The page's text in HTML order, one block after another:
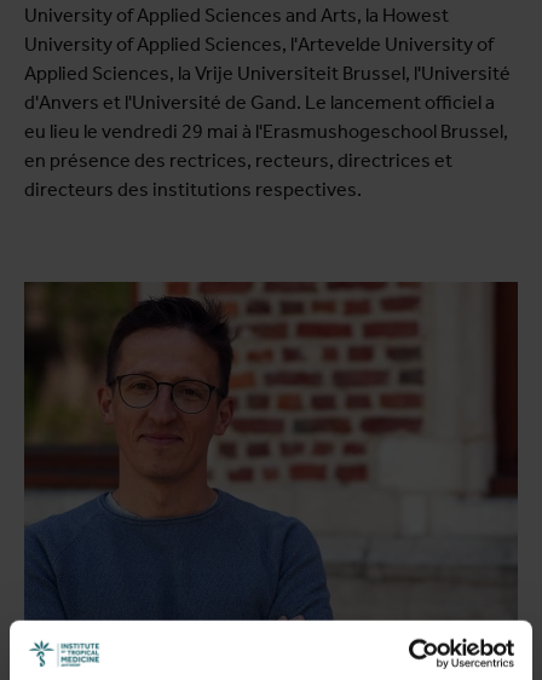
University of Applied Sciences and Arts, la Howest
University of Applied Sciences, l'Artevelde University of
Applied Sciences, la Vrije Universiteit Brussel, l'Université
d'Anvers et l'Université de Gand. Le lancement officiel a
eu lieu le vendredi 29 mai à l'Erasmushogeschool Brussel,
en présence des rectrices, recteurs, directrices et
directeurs des institutions respectives.